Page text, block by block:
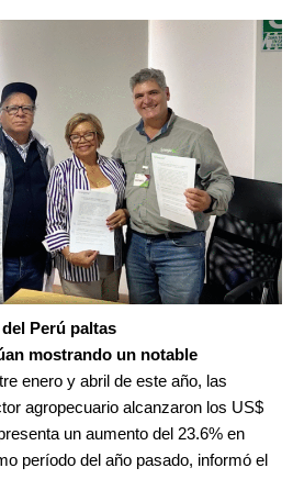
Perú paltas
mostrando un notable
enero y abril de este año, las
agropecuario alcanzaron los US$
un aumento del 23.6% en
período del año pasado, informó el